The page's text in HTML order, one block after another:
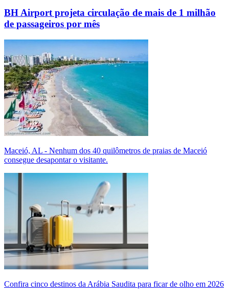
BH Airport projeta circulação de mais de 1 milhão
de passageiros por mês
Maceió, AL - Nenhum dos 40 quilômetros de praias de Maceió
consegue desapontar o visitante.
Confira cinco destinos da Arábia Saudita para ficar de olho em 2026